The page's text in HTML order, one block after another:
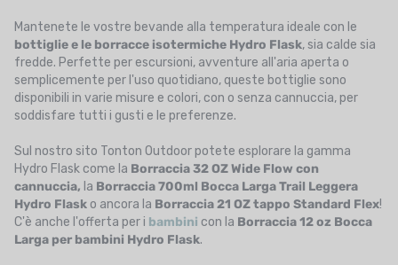
Mantenete le vostre bevande alla temperatura ideale con le
bottiglie e le borracce isotermiche Hydro Flask, sia calde sia
fredde. Perfette per escursioni, avventure all'aria aperta o
semplicemente per l'uso quotidiano, queste bottiglie sono
disponibili in varie misure e colori, con o senza cannuccia, per
soddisfare tutti i gusti e le preferenze.
Sul nostro sito Tonton Outdoor potete esplorare la gamma
Hydro Flask come la Borraccia 32 OZ Wide Flow con
cannuccia, la Borraccia 700ml Bocca Larga Trail Leggera
Hydro Flask o ancora la Borraccia 21 OZ tappo Standard Flex!
C'è anche l'offerta per i bambini con la Borraccia 12 oz Bocca
Larga per bambini Hydro Flask.